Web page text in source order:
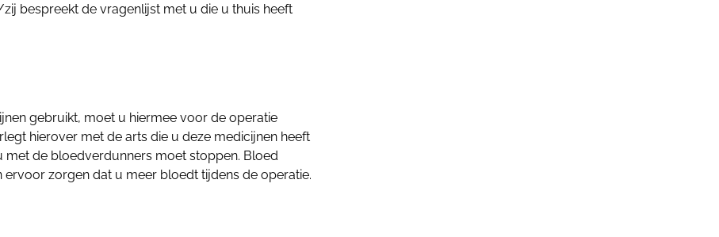
bespreekt de vragenlijst met u die u thuis heeft
gebruikt, moet u hiermee voor de operatie
hierover met de arts die u deze medicijnen heeft
met de bloedverdunners moet stoppen. Bloed
zorgen dat u meer bloedt tijdens de operatie.